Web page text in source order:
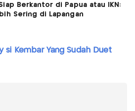
Berkantor di Papua atau IKN:
Sering di Lapangan
si Kembar Yang Sudah Duet